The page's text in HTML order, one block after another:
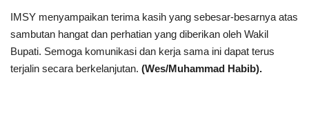
IMSY menyampaikan terima kasih yang sebesar-besarnya atas
sambutan hangat dan perhatian yang diberikan oleh Wakil
Bupati. Semoga komunikasi dan kerja sama ini dapat terus
terjalin secara berkelanjutan. (Wes/Muhammad Habib).